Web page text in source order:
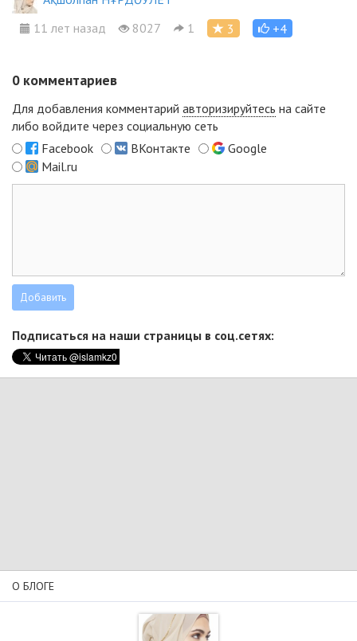
11 лет назад
8027 1 3 +4
0 комментариев
Для добавления комментарий авторизируйтесь на сайте
либо войдите через социальную сеть
Facebook
ВКонтакте
Google
Mail.ru
Подписаться на наши страницы в соц.сетях:
О БЛОГЕ